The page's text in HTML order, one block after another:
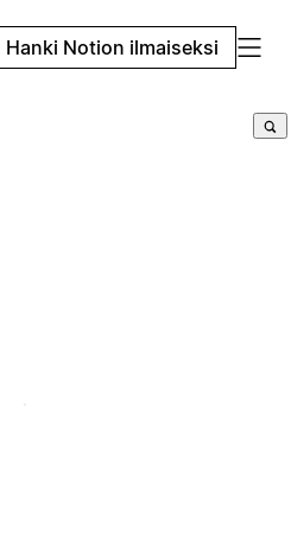
Hanki Notion ilmaiseksi